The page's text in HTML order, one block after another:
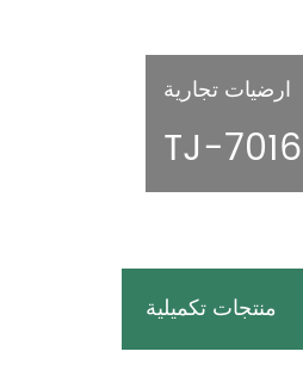
ارضيات تجارية
منتجات تكميلية